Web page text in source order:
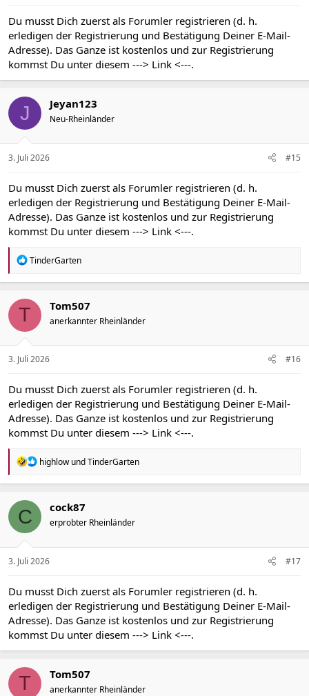
Du musst Dich zuerst als Forumler registrieren (d. h.
erledigen der Registrierung und Bestätigung Deiner E-Mail-
Adresse). Das Ganze ist kostenlos und zur Registrierung
kommst Du unter diesem ---> Link <---.
J Jeyan123
Neu-Rheinländer
3. Juli 2026 #15
Du musst Dich zuerst als Forumler registrieren (d. h.
erledigen der Registrierung und Bestätigung Deiner E-Mail-
Adresse). Das Ganze ist kostenlos und zur Registrierung
kommst Du unter diesem ---> Link <---.
R
a
t
e
n
TinderGarten
T Tom507
anerkannter Rheinländer
3. Juli 2026 #16
Du musst Dich zuerst als Forumler registrieren (d. h.
erledigen der Registrierung und Bestätigung Deiner E-Mail-
Adresse). Das Ganze ist kostenlos und zur Registrierung
kommst Du unter diesem ---> Link <---.
R
a
i
o
e
n
highlowundTinderGarten
C cock87
erprobter Rheinländer
3. Juli 2026 #17
Du musst Dich zuerst als Forumler registrieren (d. h.
erledigen der Registrierung und Bestätigung Deiner E-Mail-
Adresse). Das Ganze ist kostenlos und zur Registrierung
kommst Du unter diesem ---> Link <---.
T Tom507
anerkannter Rheinländer